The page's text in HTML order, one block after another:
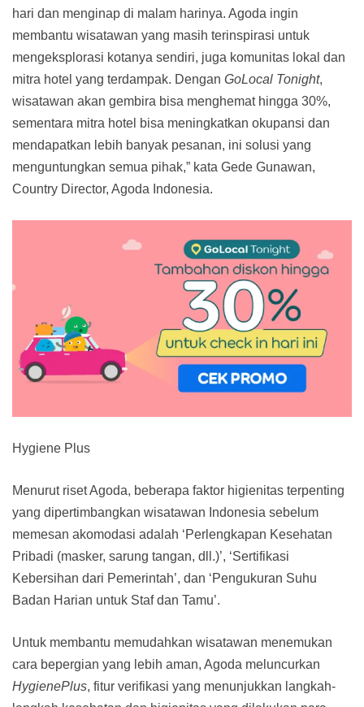
hari dan menginap di malam harinya. Agoda ingin
membantu wisatawan yang masih terinspirasi untuk
mengeksplorasi kotanya sendiri, juga komunitas lokal dan
mitra hotel yang terdampak. Dengan GoLocal Tonight,
wisatawan akan gembira bisa menghemat hingga 30%,
sementara mitra hotel bisa meningkatkan okupansi dan
mendapatkan lebih banyak pesanan, ini solusi yang
menguntungkan semua pihak,” kata Gede Gunawan,
Country Director, Agoda Indonesia.
Hygiene Plus
Menurut riset Agoda, beberapa faktor higienitas terpenting
yang dipertimbangkan wisatawan Indonesia sebelum
memesan akomodasi adalah ‘Perlengkapan Kesehatan
Pribadi (masker, sarung tangan, dll.)’, ‘Sertifikasi
Kebersihan dari Pemerintah’, dan ‘Pengukuran Suhu
Badan Harian untuk Staf dan Tamu’.
Untuk membantu memudahkan wisatawan menemukan
cara bepergian yang lebih aman, Agoda meluncurkan
HygienePlus, fitur verifikasi yang menunjukkan langkah-